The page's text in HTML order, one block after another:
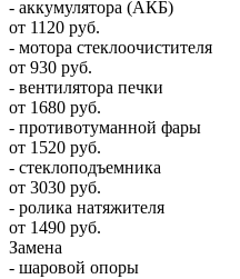
- аккумулятора (АКБ)
от 1120 руб.
- мотора стеклоочистителя
от 930 руб.
- вентилятора печки
от 1680 руб.
- противотуманной фары
от 1520 руб.
- стеклоподъемника
от 3030 руб.
- ролика натяжителя
от 1490 руб.
Замена
- шаровой опоры